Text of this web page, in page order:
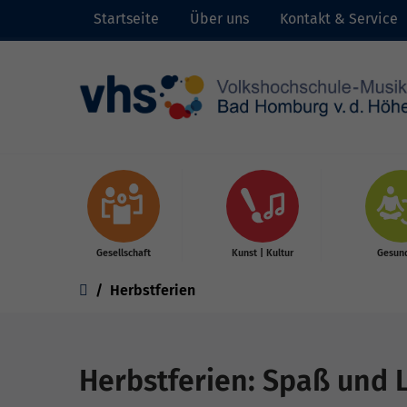
Startseite Über uns Kontakt & Service
Gesellschaft Kunst | Kultur
Herbstferien
Herbstferien: Spaß und